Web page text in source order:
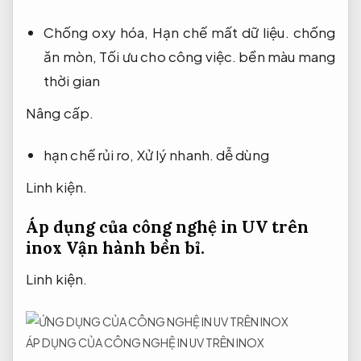
Chống oxy hóa, Hạn chế mất dữ liệu. chống
ăn mòn, Tối ưu cho công việc. bền màu mang
thời gian
Nâng cấp.
hạn chế rủi ro, Xử lý nhanh. dễ dùng
Linh kiện.
Áp dụng của công nghệ in UV trên
inox Vận hành bền bỉ.
Linh kiện.
ÁP DỤNG CỦA CÔNG NGHỆ IN UV TRÊN INOX